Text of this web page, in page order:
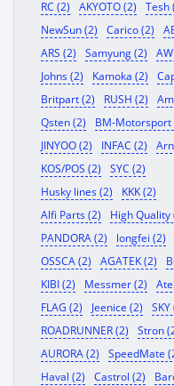
RC (2)
AKYOTO (2)
Tesh
NewSun (2)
Carico (2)
ARS (2)
Samyung (2)
Johns (2)
Kamoka (2)
Britpart (2)
RUSH (2)
Qsten (2)
BM-Motorsport
JINYOO (2)
INFAC (2)
KOS/POS (2)
SYC (2)
Husky lines (2)
KKK (2)
Alfi Parts (2)
High Quality
PANDORA (2)
longfei (2)
OSSCA (2)
AGATEK (2)
KIBI (2)
Messmer (2)
FLAG (2)
Jeenice (2)
SKY
ROADRUNNER (2)
Stron
AURORA (2)
SpeedMate
Haval (2)
Castrol (2)